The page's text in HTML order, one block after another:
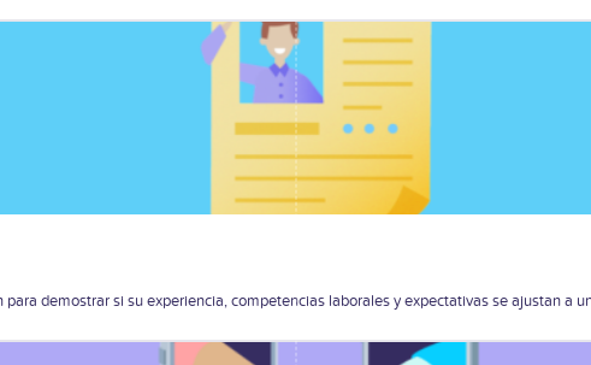
demostrar si su experiencia, competencias laborales y expectativas se ajustan a